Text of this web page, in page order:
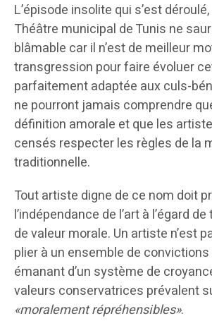
L’épisode insolite qui s’est
Théâtre municipal de Tunis ne
blâmable car il n’est de meilleur
transgression pour faire évoluer
parfaitement adaptée aux culs-
ne pourront jamais comprendre
définition amorale et que les
censés respecter les règles de la
traditionnelle.
Tout artiste digne de ce nom doit
l’indépendance de l’art à l’égard
de valeur morale. Un artiste n’est
plier à un ensemble de
émanant d’un système de
valeurs conservatrices prévalent
«moralement répréhensibles».